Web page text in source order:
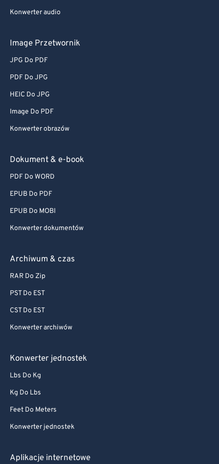
Konwerter audio
Image Przetwornik
JPG Do PDF
PDF Do JPG
HEIC Do JPG
Image Do PDF
Konwerter obrazów
Dokument & e-book
PDF Do WORD
EPUB Do PDF
EPUB Do MOBI
Konwerter dokumentów
Archiwum & czas
RAR Do Zip
PST Do EST
CST Do EST
Konwerter archiwów
Konwerter jednostek
Lbs Do Kg
Kg Do Lbs
Feet Do Meters
Konwerter jednostek
Aplikacje internetowe